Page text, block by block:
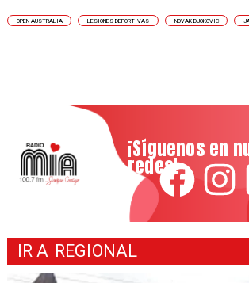
OPEN AUSTRALIA LESIONES DEPORTIVAS NOVAK DJOKOVIC
¡Síguenos en
redes!
IR A REGIONAL